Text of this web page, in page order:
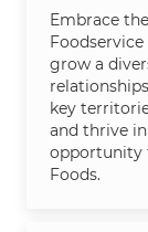
Embrace
grow a
key
and thrive
opportunity
Foods.